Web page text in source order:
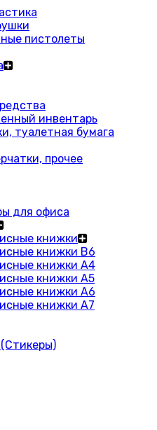
пистолеты
инвентарь
туалетная бумага
прочее
для офиса
книжки
книжки В6
книжки A4
книжки А5
книжки А6
книжки А7